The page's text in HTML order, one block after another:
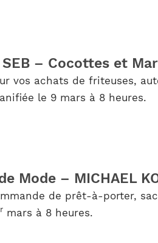
– Cocottes et
vos achats de friteuses,
le 9 mars à 8 heures.
Mode – MICHAEL
de prêt-à-porter,
mars à 8 heures.